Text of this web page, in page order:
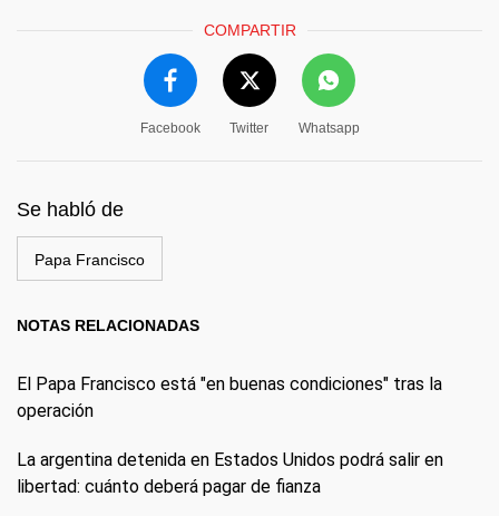
COMPARTIR
Facebook Twitter Whatsapp
Se habló de
Papa Francisco
NOTAS RELACIONADAS
El Papa Francisco está "en buenas condiciones" tras la
operación
La argentina detenida en Estados Unidos podrá salir en
libertad: cuánto deberá pagar de fianza